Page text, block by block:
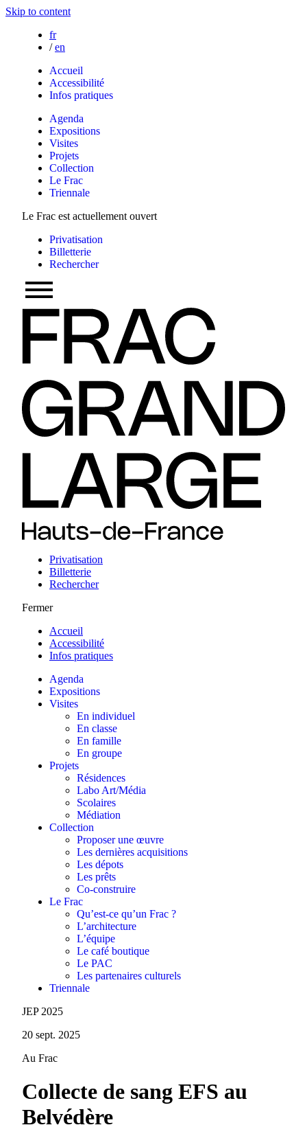
Skip to content
fr
/ en
Accueil
Accessibilité
Infos pratiques
Agenda
Expositions
Visites
Projets
Collection
Le Frac
Triennale
Le Frac est actuellement ouvert
Privatisation
Billetterie
Rechercher
Privatisation
Billetterie
Rechercher
Fermer
Accueil
Accessibilité
Infos pratiques
Agenda
Expositions
Visites
En individuel
En classe
En famille
En groupe
Projets
Résidences
Labo Art/Média
Scolaires
Médiation
Collection
Proposer une œuvre
Les dernières acquisitions
Les dépots
Les prêts
Co-construire
Le Frac
Qu’est-ce qu’un Frac ?
L’architecture
L’équipe
Le café boutique
Le PAC
Les partenaires culturels
Triennale
JEP 2025
20 sept. 2025
Au Frac
Collecte de sang EFS au
Belvédère